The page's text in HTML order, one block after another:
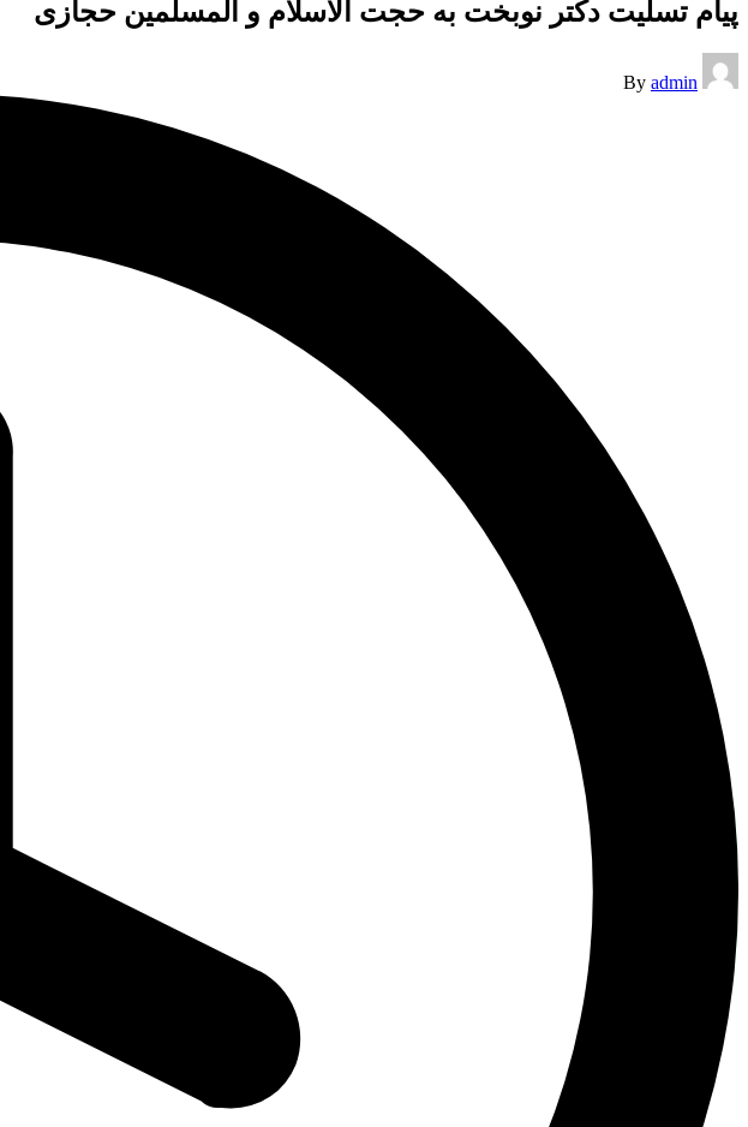
پیام تسلیت دکتر نوبخت به حجت الاسلام و المسلمین حجازی
Posted
by
By admin